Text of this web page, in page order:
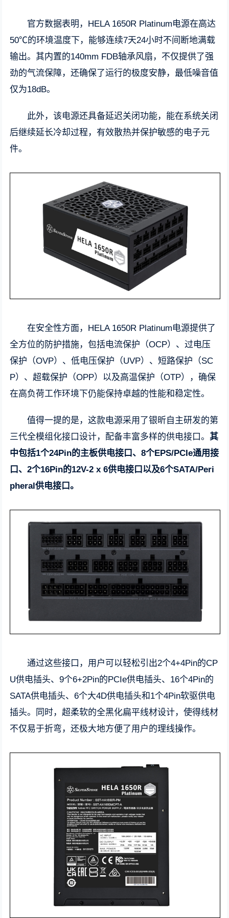
官方数据表明，HELA 1650R Platinum电源在高达
50℃的环境温度下，能够连续7天24小时不间断地满载
输出。其内置的140mm FDB轴承风扇，不仅提供了强
劲的气流保障，还确保了运行的极度安静，最低噪音值
仅为18dB。
此外，该电源还具备延迟关闭功能，能在系统关闭
后继续延长冷却过程，有效散热并保护敏感的电子元
件。
在安全性方面，HELA 1650R Platinum电源提供了
全方位的防护措施，包括电流保护（OCP）、过电压
保护（OVP）、低电压保护（UVP）、短路保护（SC
P）、超载保护（OPP）以及高温保护（OTP），确保
在高负荷工作环境下仍能保持卓越的性能和稳定性。
值得一提的是，这款电源采用了银昕自主研发的第
三代全模组化接口设计，配备丰富多样的供电接口。 其
中包括1个24Pin的主板供电接口 、8个EPS/PCIe通用接
口、2个16Pin的12V-2 x 6供电接口以及6个SATA/Peri
pheral供电接口。
通过这些接口，用户可以轻松引出2个4+4Pin的CP
U供电插头、9个6+2Pin的PCIe供电插头、16个4Pin的
SATA供电插头、6个大4D供电插头和1个4Pin软驱供电
插头。同时，超柔软的全黑化扁平线材设计，使得线材
不仅易于折弯，还极大地方便了用户的理线操作。